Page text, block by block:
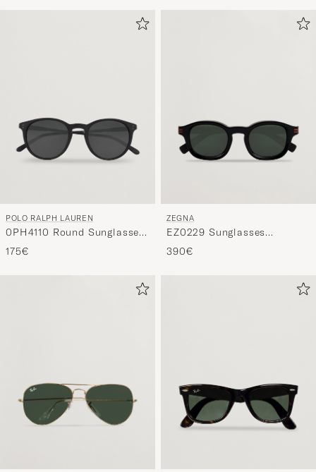
POLO RALPH LAUREN
0PH4110 Round Sunglasses
Matte Black
175€
ZEGNA
EZ0229 Sunglasses
Black/Green
390€